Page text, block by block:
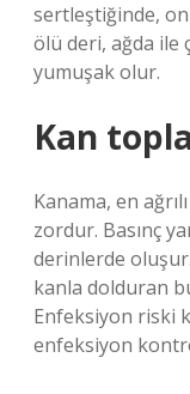
sertleştiğinde,
ölü deri, ağda ile
yumuşak olur.
Kan
Kanama, en
zordur. Basınç
derinlerde
kanla dolduran
Enfeksiyon riski
enfeksiyon